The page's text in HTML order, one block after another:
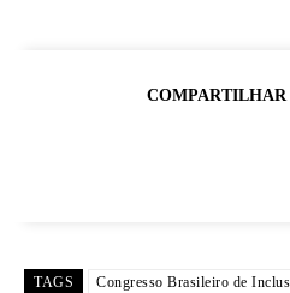
COMPARTILHAR
TAGS Congresso Brasileiro de